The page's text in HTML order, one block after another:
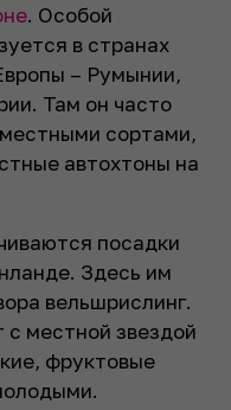
. Особой
в странах
– Румынии,
Там он часто
сортами,
автохтоны на
посадки
Здесь им
вельшрислинг.
местной звездой
фруктовые